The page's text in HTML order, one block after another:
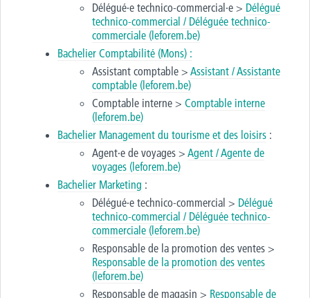
Délégué·e technico-commercial·e > Délégué
technico-commercial / Déléguée technico-
commerciale (leforem.be)
Bachelier Comptabilité (Mons) :
Assistant comptable > Assistant / Assistante
comptable (leforem.be)
Comptable interne > Comptable interne
(leforem.be)
Bachelier Management du tourisme et des loisirs :
Agent·e de voyages > Agent / Agente de
voyages (leforem.be)
Bachelier Marketing :
Délégué·e technico-commercial > Délégué
technico-commercial / Déléguée technico-
commerciale (leforem.be)
Responsable de la promotion des ventes >
Responsable de la promotion des ventes
(leforem.be)
Responsable de magasin > Responsable de